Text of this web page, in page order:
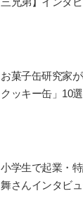
お菓子缶研究家
クッキー缶」10選
小学生で起業・
舞さんインタビ